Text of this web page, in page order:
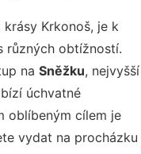
Krkonoš, je k
různých obtížností.
na Sněžku, nejvyšší
úchvatné
oblíbeným cílem je
vydat na procházku